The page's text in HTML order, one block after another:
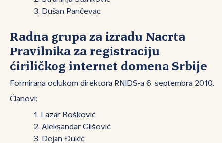
Dušan Pančevac
Radna grupa za izradu Nacrta
Pravilnika za registraciju
ćiriličkog internet domena Srbije
Formirana odlukom direktora RNIDS‑a 6. septembra 2010.
Članovi:
Lazar Bošković
Aleksandar Glišović
Dejan Đukić